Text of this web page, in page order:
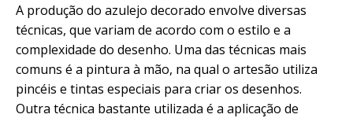
A produção do azulejo decorado envolve diversas
técnicas, que variam de acordo com o estilo e a
complexidade do desenho. Uma das técnicas mais
comuns é a pintura à mão, na qual o artesão utiliza
pincéis e tintas especiais para criar os desenhos.
Outra técnica bastante utilizada é a aplicação de